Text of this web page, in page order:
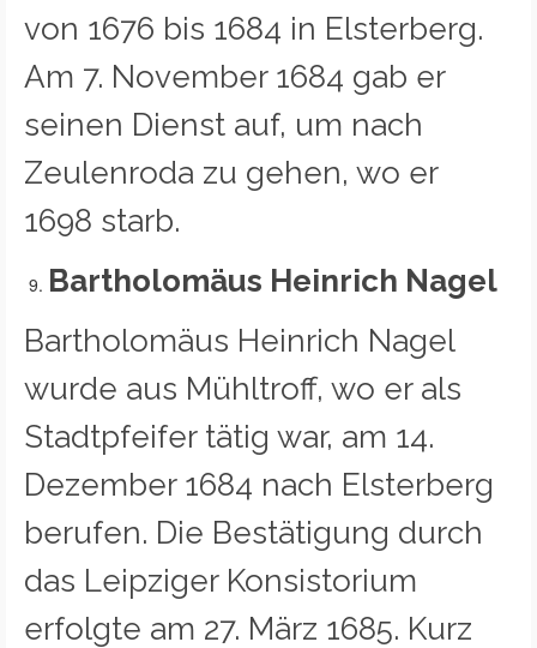
von 1676 bis 1684 in Elsterberg.
Am 7. November 1684 gab er
seinen Dienst auf, um nach
Zeulenroda zu gehen, wo er
1698 starb.
Bartholomäus Heinrich Nagel
Bartholomäus Heinrich Nagel
wurde aus Mühltroff, wo er als
Stadtpfeifer tätig war, am 14.
Dezember 1684 nach Elsterberg
berufen. Die Bestätigung durch
das Leipziger Konsistorium
erfolgte am 27. März 1685. Kurz